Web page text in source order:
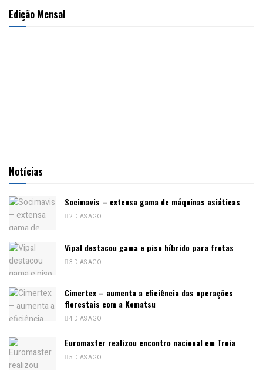
Edição Mensal
Notícias
Socimavis – extensa gama de máquinas asiáticas
2 DIAS AGO
Vipal destacou gama e piso híbrido para frotas
3 DIAS AGO
Cimertex – aumenta a eficiência das operações
florestais com a Komatsu
4 DIAS AGO
Euromaster realizou encontro nacional em Troia
5 DIAS AGO